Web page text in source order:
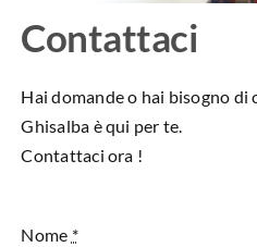
Contattaci
Hai domande o hai bisogno di
Ghisalba è qui per te.
Contattaci ora !
Nome *